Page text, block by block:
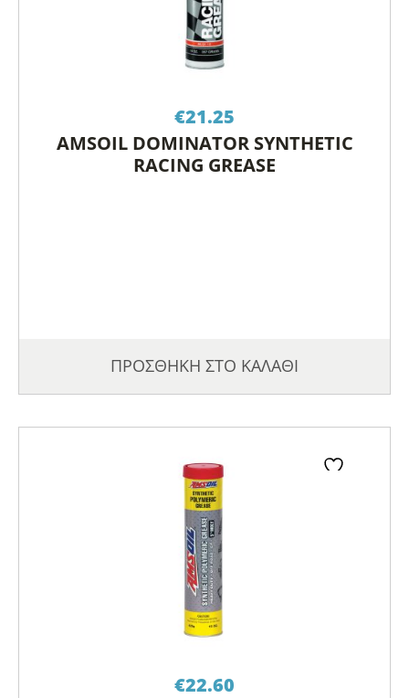
€21.25
AMSOIL DOMINATOR SYNTHETIC
RACING GREASE
ΠΡΟΣΘΗΚΗ ΣΤΟ ΚΑΛΑΘΙ
€22.60